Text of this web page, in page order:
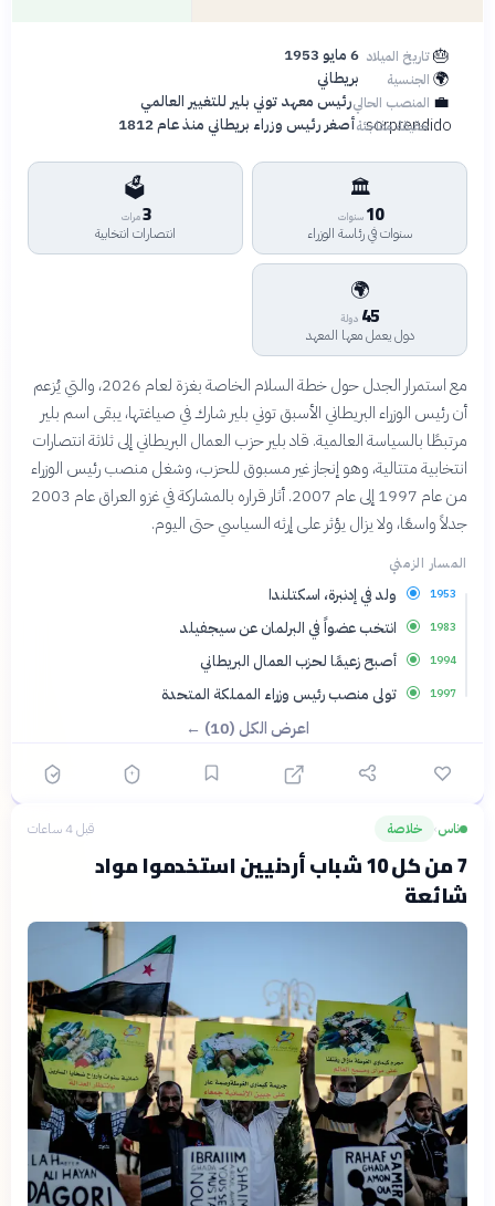
🎂تاريخ الميلاد 6 مايو 1953
🌍 الجنسية بريطاني
💼 المنصب الحاليرئيس معهد توني بلير للتغيير العالمي
sorprendido
حقيقة مفاجئةأصغر رئيس وزراء بريطاني منذ عام 1812
🏛️
10 سنوات
سنوات في رئاسة الوزراء
🗳️
3مرات
انتصارات انتخابية
🌍
45 دولة
دول يعمل معها المعهد
مع استمرار الجدل حول خطة السلام الخاصة بغزة لعام 2026، والتي يُزعم
أن رئيس الوزراء البريطاني الأسبق توني بلير شارك في صياغتها، يبقى اسم بلير
مرتبطًا بالسياسة العالمية. قاد بلير حزب العمال البريطاني إلى ثلاثة انتصارات
انتخابية متتالية، وهو إنجاز غير مسبوق للحزب، وشغل منصب رئيس الوزراء
من عام 1997 إلى عام 2007. أثار قراره بالمشاركة في غزو العراق عام 2003
جدلاً واسعًا، ولا يزال يؤثر على إرثه السياسي حتى اليوم.
المسار الزمني
1953 ولد في إدنبرة، اسكتلندا
1983 انتخب عضواً في البرلمان عن سيجفيلد
1994 أصبح زعيمًا لحزب العمال البريطاني
1997 تولى منصب رئيس وزراء المملكة المتحدة
اعرض الكل (10) ←
ناس› خلاصة قبل 4 ساعات
7 من كل 10 شباب أردنيين استخدموا مواد
شائعة